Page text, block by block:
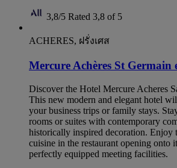
3,8/5 Rated 3,8 of 5
ACHERES, ฝรั่งเศส
Mercure Achères St Germain
Discover the Hotel Mercure Acheres
This new modern and elegant hotel
your business trips or family stays.
rooms or suites with contemporary
historically inspired decoration. Enjoy
cuisine in the restaurant opening onto
perfectly equipped meeting facilities.